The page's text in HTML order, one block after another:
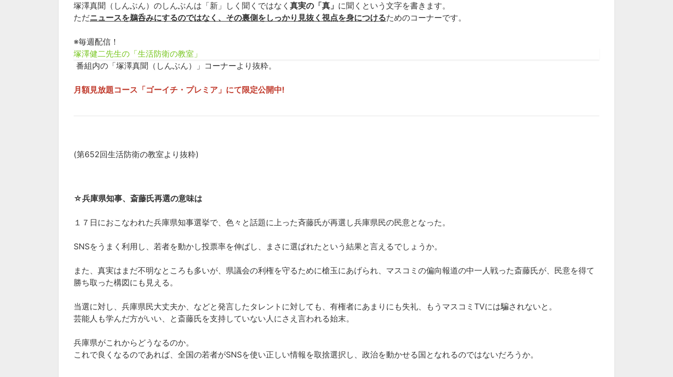
塚澤真聞（しんぶん）のしんぶんは「新」しく聞くではなく 真実の「真」 に聞くという文字を書きます。
ただニュースを鵜呑みにするのではなく、その裏側をしっかり見抜く視点を身につけるためのコーナーです。
※毎週配信！
塚澤健二先生の「生活防衛の教室」
番組内の「塚澤真聞（しんぶん）」コーナーより抜粋。
月額見放題コース「ゴーイチ・プレミア」にて限定公開中!
(第652回生活防衛の教室より抜粋)
☆兵庫県知事、斎藤氏再選の意味は
１７日におこなわれた兵庫県知事選挙で、色々と話題に上った斉藤氏が再選し兵庫県民の民意となった。
SNSをうまく利用し、若者を動かし投票率を伸ばし、まさに選ばれたという結果と言えるでしょうか。
また、真実はまだ不明なところも多いが、県議会の利権を守るために槍玉にあげられ、マスコミの偏向報道の中一人戦った斎藤氏が、民意を得て
勝ち取った構図にも見える。
当選に対し、兵庫県民大丈夫か、などと発言したタレントに対しても、有権者にあまりにも失礼、もうマスコミTVには騙されないと。
芸能人も学んだ方がいい、と斎藤氏を支持していない人にさえ言われる始末。
兵庫県がこれからどうなるのか。
これで良くなるのであれば、全国の若者がSNSを使い正しい情報を取捨選択し、政治を動かせる国となれるのではないだろうか。